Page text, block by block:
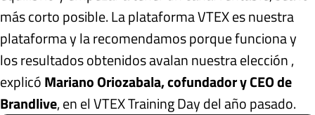
más corto posible. La plataforma VTEX es nuestra
plataforma y la recomendamos porque funciona y
los resultados obtenidos avalan nuestra elección ,
explicóMariano Oriozabala, cofundador y CEO de
Brandlive, en el VTEX Training Day del año pasado.